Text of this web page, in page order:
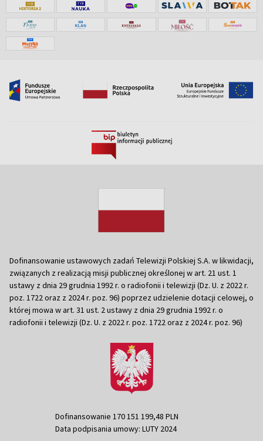
Dofinansowanie ustawowych zadań Telewizji Polskiej S.A. w likwidacji,
związanych z realizacją misji publicznej określonej w art. 21 ust. 1
ustawy z dnia 29 grudnia 1992 r. o radiofonii i telewizji (Dz. U. z 2022 r.
poz. 1722 oraz z 2024 r. poz. 96) poprzez udzielenie dotacji celowej, o
której mowa w art. 31 ust. 2 ustawy z dnia 29 grudnia 1992 r. o
radiofonii i telewizji (Dz. U. z 2022 r. poz. 1722 oraz z 2024 r. poz. 96)
Dofinansowanie 170 151 199,48 PLN
Data podpisania umowy: LUTY 2024